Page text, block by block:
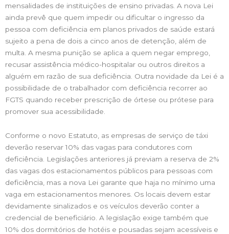
mensalidades de instituições de ensino privadas. A nova Lei
ainda prevê que quem impedir ou dificultar o ingresso da
pessoa com deficiência em planos privados de saúde estará
sujeito a pena de dois a cinco anos de detenção, além de
multa. A mesma punição se aplica a quem negar emprego,
recusar assistência médico-hospitalar ou outros direitos a
alguém em razão de sua deficiência. Outra novidade da Lei é a
possibilidade de o trabalhador com deficiência recorrer ao
FGTS quando receber prescrição de órtese ou prótese para
promover sua acessibilidade.
Conforme o novo Estatuto, as empresas de serviço de táxi
deverão reservar 10% das vagas para condutores com
deficiência. Legislações anteriores já previam a reserva de 2%
das vagas dos estacionamentos públicos para pessoas com
deficiência, mas a nova Lei garante que haja no mínimo uma
vaga em estacionamentos menores. Os locais devem estar
devidamente sinalizados e os veículos deverão conter a
credencial de beneficiário. A legislação exige também que
10% dos dormitórios de hotéis e pousadas sejam acessíveis e